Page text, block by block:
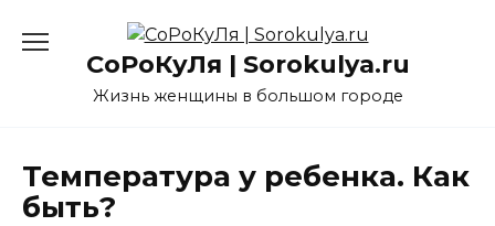
содержаниюСоРоКуЛя | Sorokulya.ru
Жизнь женщины в большом городе
Температура у ребенка. Как
быть?